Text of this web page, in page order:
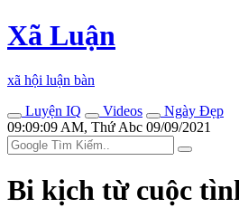
Xã Luận
xã hội luận bàn
Luyện IQ
Videos
Ngày Đẹp
09:09:09 AM, Thứ Abc 09/09/2021
Bi kịch từ cuộc